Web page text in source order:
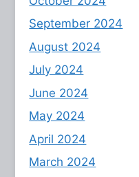
September 2024
August 2024
July 2024
June 2024
May 2024
April 2024
March 2024